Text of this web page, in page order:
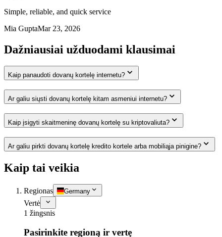
Simple, reliable, and quick service
Mia GuptaMar 23, 2026
Dažniausiai užduodami klausimai
Kaip panaudoti dovanų kortelę internetu?
Ar galiu siųsti dovanų kortelę kitam asmeniui internetu?
Kaip įsigyti skaitmeninę dovanų kortelę su kriptovaliuta?
Ar galiu pirkti dovanų kortelę kredito kortele arba mobiliąja pinigine?
Kaip tai veikia
Regionas Germany
Vertė
1 žingsnis
Pasirinkite regioną ir vertę